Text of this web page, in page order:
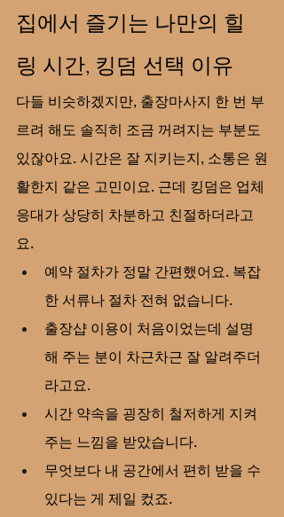
집에서 즐기는 나만의 힐
링 시간, 킹덤 선택 이유
다들 비슷하겠지만, 출장마사지 한 번 부
르려 해도 솔직히 조금 꺼려지는 부분도
있잖아요. 시간은 잘 지키는지, 소통은 원
활한지 같은 고민이요. 근데 킹덤은 업체
응대가 상당히 차분하고 친절하더라고
요.
예약 절차가 정말 간편했어요. 복잡
한 서류나 절차 전혀 없습니다.
출장샵 이용이 처음이었는데 설명
해 주는 분이 차근차근 잘 알려주더
라고요.
시간 약속을 굉장히 철저하게 지켜
주는 느낌을 받았습니다.
무엇보다 내 공간에서 편히 받을 수
있다는 게 제일 컸죠.